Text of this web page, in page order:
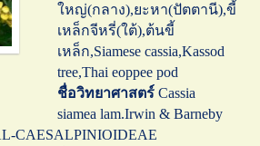
ใหญ่(กลาง),ยะหา(ปัตตานี),ขี้
เหล็กจีหรี่(ใต้),ต้นขี้
เหล็ก,Siamese cassia,Kassod
tree,Thai eoppee pod
ชื่อวิทยาศาสตร์ Cassia
siamea lam.Irwin & Barneby
CAESALPINIOIDEAE